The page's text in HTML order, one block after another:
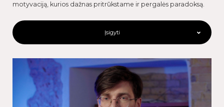
motyvaciją, kurios dažnas pritrūkstame ir pergalės paradoksą.
Įsigyti